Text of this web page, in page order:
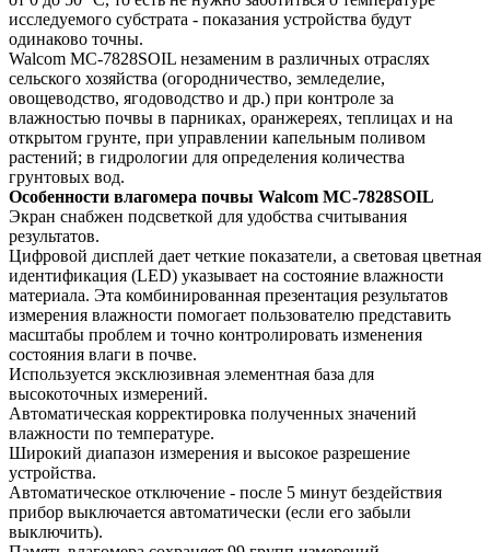
исследуемого субстрата - показания устройства будут
одинаково точны.
Walcom MC-7828SOIL незаменим в различных отраслях
сельского хозяйства (огородничество, земледелие,
овощеводство, ягодоводство и др.) при контроле за
влажностью почвы в парниках, оранжереях, теплицах и на
открытом грунте, при управлении капельным поливом
растений; в гидрологии для определения количества
грунтовых вод.
Особенности влагомера почвы Walcom MC-7828SOIL
Экран снабжен подсветкой для удобства считывания
результатов.
Цифровой дисплей дает четкие показатели, а световая цветная
идентификация (LED) указывает на состояние влажности
материала. Эта комбинированная презентация результатов
измерения влажности помогает пользователю представить
масштабы проблем и точно контролировать изменения
состояния влаги в почве.
Используется эксклюзивная элементная база для
высокоточных измерений.
Автоматическая корректировка полученных значений
влажности по температуре.
Широкий диапазон измерения и высокое разрешение
устройства.
Автоматическое отключение - после 5 минут бездействия
прибор выключается автоматически (если его забыли
выключить).